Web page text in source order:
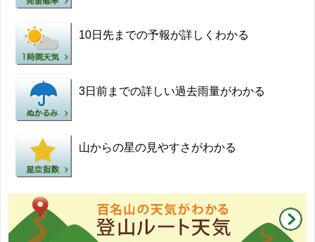
10日先までの予報が詳しくわかる
3日前までの詳しい過去雨量がわかる
山からの星の見やすさがわかる